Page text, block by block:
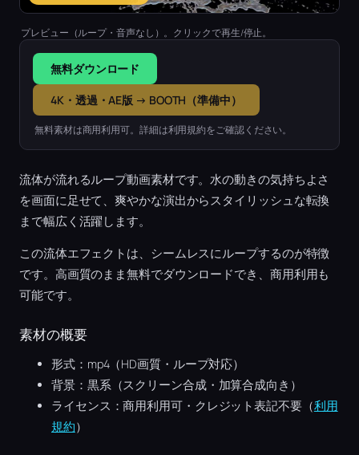
プレビュー（ループ・音声なし）。クリックで再生/停止。
無料ダウンロード
4K・透過・AE版 → BOOTH（準備中）
無料素材は商用利用可。詳細は利用規約をご確認ください。
流体が流れるループ動画素材です。水の動きの気持ちよさ
を画面に足せて、爽やかな演出からスタイリッシュな転換
まで幅広く活躍します。
この流体エフェクトは、シームレスにループするのが特徴
です。高画質のまま無料でダウンロードでき、商用利用も
可能です。
素材の概要
形式：mp4（HD画質・ループ対応）
背景：黒系（スクリーン合成・加算合成向き）
ライセンス：商用利用可・クレジット表記不要（利用
規約）